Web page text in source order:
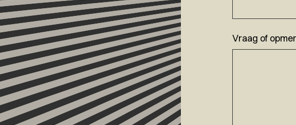
Vraag of